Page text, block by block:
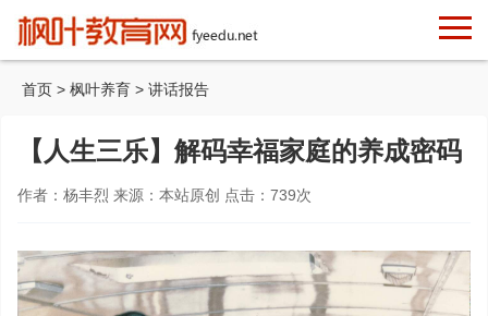
首页 > 枫叶养育 > 讲话报告
【人生三乐】解码幸福家庭的养成密码
作者：杨丰烈 来源：本站原创 点击： 739次